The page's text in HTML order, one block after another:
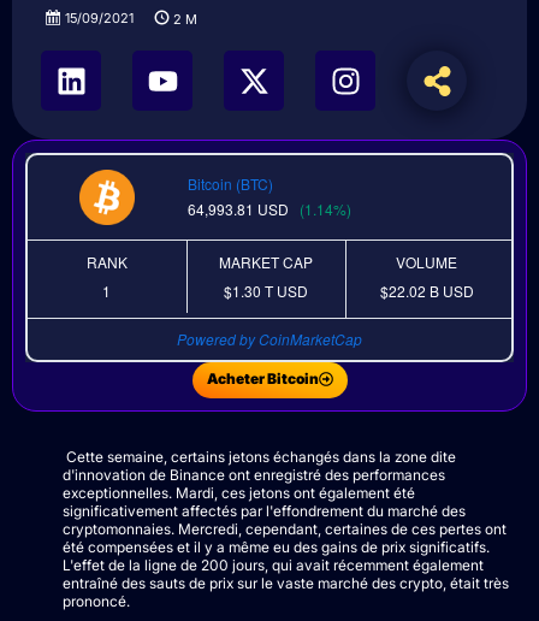
15/09/2021 2 M
Bitcoin (BTC)
64,993.81 USD (1.14%)
RANK
1
MARKET CAP
$1.30 TUSD
VOLUME
$22.02 B USD
Powered by CoinMarketCap
Acheter Bitcoin
Cette semaine, certains jetons échangés dans la zone dite
d'innovation de Binance ont enregistré des performances
exceptionnelles. Mardi, ces jetons ont également été
significativement affectés par l'effondrement du marché des
cryptomonnaies. Mercredi, cependant, certaines de ces pertes ont
été compensées et il y a même eu des gains de prix significatifs.
L'effet de la ligne de 200 jours, qui avait récemment également
entraîné des sauts de prix sur le vaste marché des crypto, était très
prononcé.